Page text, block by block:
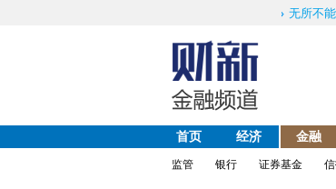
无所不能
首页 经济 金融
监管
银行 证券基金